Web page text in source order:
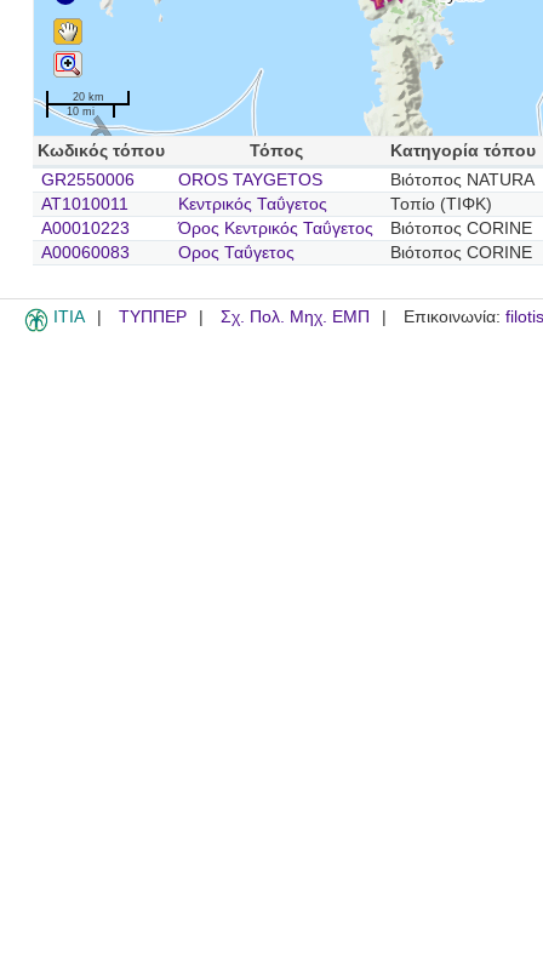
20 km
10 mi
Κωδικός τόπου Τόπος
Κατηγορία τόπου
GR2550006
OROS TAYGETOS
Βιότοπος NATURA
AT1010011
Κεντρικός Ταΰγετος
Τοπίο (ΤΙΦΚ)
A00010223
Όρος Κεντρικός Ταΰγετος
Βιότοπος CORINE
A00060083
Ορος Ταΰγετος Βιότοπος CORINE
ITIA ΤΥΠΠΕΡ Σχ. Πολ. Μηχ. ΕΜΠ Επικοινωνία: